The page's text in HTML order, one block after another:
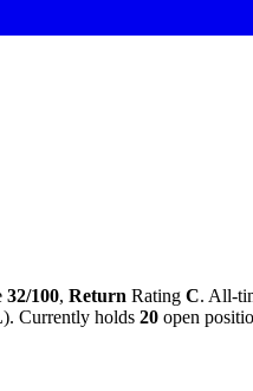
32/100, Return Rating C. All-
Currently holds 20 open